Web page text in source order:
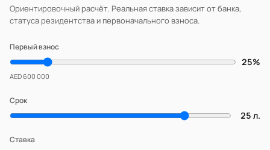
Ориентировочный расчёт. Реальная ставка зависит от банка,
статуса резидентства и первоначального взноса.
Первый взнос
25%
AED 600 000
Срок
25 л.
Ставка